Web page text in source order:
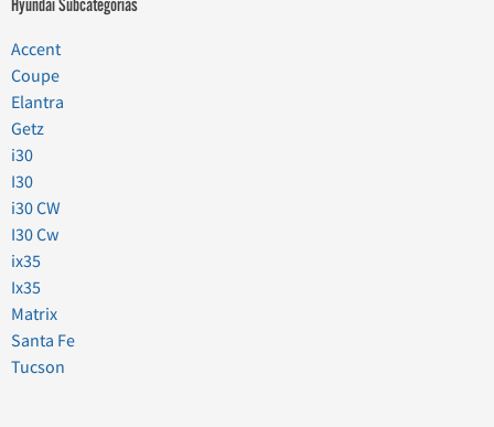
Hyundai Subcategorías
Accent
Coupe
Elantra
Getz
i30
I30
i30 CW
I30 Cw
ix35
Ix35
Matrix
Santa Fe
Tucson